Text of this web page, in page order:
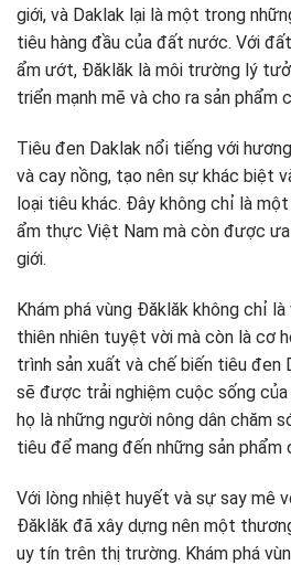
giới, và Daklak lại là một trong
tiêu hàng đầu của đất nước. Với
ẩm ướt, Đăklăk là môi trường lý
triển mạnh mẽ và cho ra sản phẩm
Tiêu đen Daklak nổi tiếng với
và cay nồng, tạo nên sự khác biệt
loại tiêu khác. Đây không chỉ là
ẩm thực Việt Nam mà còn được
giới.
Khám phá vùng Đăklăk không chỉ
thiên nhiên tuyệt vời mà còn là cơ
trình sản xuất và chế biến tiêu đen
sẽ được trải nghiệm cuộc sống
họ là những người nông dân chăm
tiêu để mang đến những sản phẩm
Với lòng nhiệt huyết và sự say mê
Đăklăk đã xây dựng nên một
uy tín trên thị trường. Khám phá